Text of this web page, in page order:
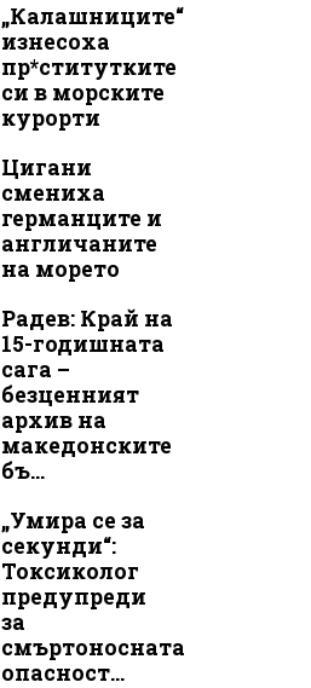
„Калашниците“
изнесоха
пр*ститутките
си в морските
курорти
Цигани
смениха
германците и
англичаните
на морето
Радев: Край на
15-годишната
сага –
безценният
архив на
македонските
бъ...
„Умира се за
секунди“:
Токсиколог
предупреди
за
смъртоносната
опасност...